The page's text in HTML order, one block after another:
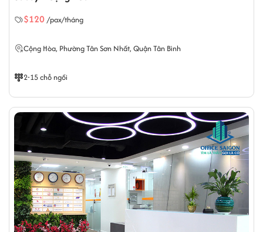
$120/pax/tháng
Cộng Hòa, Phường Tân Sơn Nhất, Quận Tân Bình
2-15 chỗ ngồi